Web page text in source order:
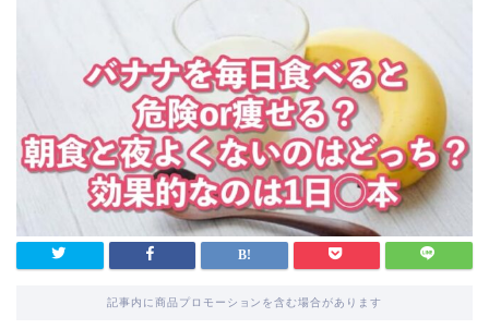
記事内に商品プロモーションを含む場合があります